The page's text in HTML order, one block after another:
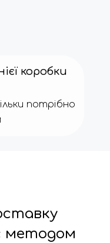
коробки
потрібно
методом